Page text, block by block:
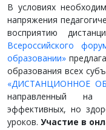
В условиях
напряжения
восприятию
Всероссийского
образовании»
образования всех
«ДИСТАНЦИОННОЕ
направленный на
эффективных, но
уроков. Участие в